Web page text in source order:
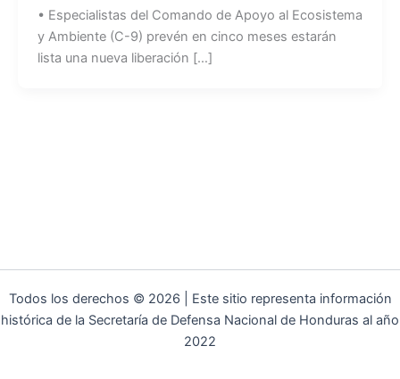
• Especialistas del Comando de Apoyo al Ecosistema
y Ambiente (C-9) prevén en cinco meses estarán
lista una nueva liberación […]
Todos los derechos © 2026 | Este sitio representa información
histórica de la Secretaría de Defensa Nacional de Honduras al año
2022